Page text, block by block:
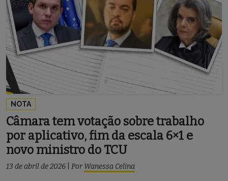
NOTA
Câmara tem votação sobre trabalho
por aplicativo, fim da escala 6×1 e
novo ministro do TCU
13 de abril de 2026 Por Wanessa Celina